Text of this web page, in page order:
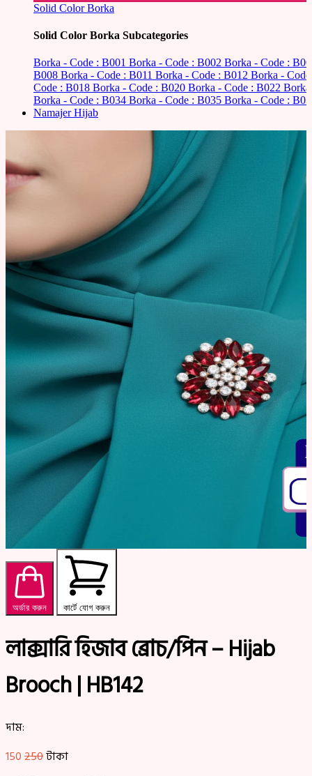
Solid Color Borka
Solid Color Borka Subcategories
Borka - Code : B001 Borka - Code : B002 Borka - Code :
B008 Borka - Code : B011 Borka - Code : B012 Borka -
Code : B018 Borka - Code : B020 Borka - Code : B022
Borka - Code : B034 Borka - Code : B035 Borka - Code :
Namajer Hijab
অর্ডার করুন কার্টে যোগ করুন
লাক্সারি হিজাব ব্রোচ/পিন – Hijab
Brooch | HB142
দাম:
150250টাকা